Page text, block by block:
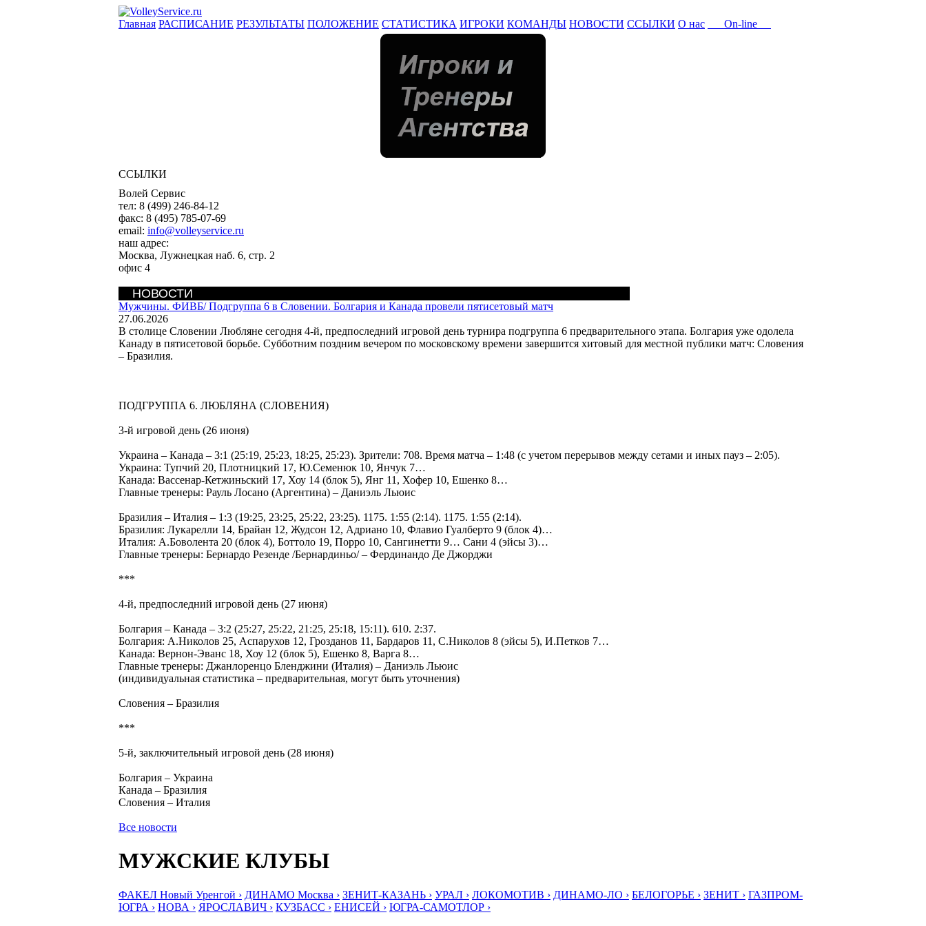
Главная РАСПИСАНИЕ РЕЗУЛЬТАТЫ ПОЛОЖЕНИЕ СТАТИСТИКА ИГРОКИ КОМАНДЫ НОВОСТИ ССЫЛКИ О нас On-line
ССЫЛКИ
Волей Сервис
тел: 8 (499) 246-84-12
факс: 8 (495) 785-07-69
email: info@volleyservice.ru
наш адрес:
Москва, Лужнецкая наб. 6, стр. 2
офис 4
НОВОСТИ
Мужчины. ФИВБ/Подгруппа 6 в Словении. Болгария и Канада провели пятисетовый матч
27.06.2026
В столице Словении Любляне сегодня 4-й, предпоследний игровой день турнира подгруппа 6 предварительного этапа. Болгария уже одолела
Канаду в пятисетовой борьбе. Субботним поздним вечером по московскому времени завершится хитовый для местной публики матч: Словения
– Бразилия.
ПОДГРУППА 6. ЛЮБЛЯНА (СЛОВЕНИЯ)
3-й игровой день (26 июня)
Украина – Канада – 3:1 (25:19, 25:23, 18:25, 25:23). Зрители: 708. Время матча – 1:48 (с учетом перерывов между сетами и иных пауз – 2:05).
Украина: Тупчий 20, Плотницкий 17, Ю.Семенюк 10, Янчук 7…
Канада: Вассенар-Кетжиньский 17, Хоу 14 (блок 5), Янг 11, Хофер 10, Ешенко 8…
Главные тренеры: Рауль Лосано (Аргентина) – Даниэль Льюис
Бразилия – Италия – 1:3 (19:25, 23:25, 25:22, 23:25). 1175. 1:55 (2:14). 1175. 1:55 (2:14).
Бразилия: Лукарелли 14, Брайан 12, Жудсон 12, Адриано 10, Флавио Гуалберто 9 (блок 4)…
Италия: А.Боволента 20 (блок 4), Боттоло 19, Порро 10, Сангинетти 9… Сани 4 (эйсы 3)…
Главные тренеры: Бернардо Резенде /Бернардиньо/ – Фердинандо Де Джорджи
***
4-й, предпоследний игровой день (27 июня)
Болгария – Канада – 3:2 (25:27, 25:22, 21:25, 25:18, 15:11). 610. 2:37.
Болгария: А.Николов 25, Аспарухов 12, Грозданов 11, Бардаров 11, С.Николов 8 (эйсы 5), И.Петков 7…
Канада: Вернон-Эванс 18, Хоу 12 (блок 5), Ешенко 8, Варга 8…
Главные тренеры: Джанлоренцо Бленджини (Италия) – Даниэль Льюис
(индивидуальная статистика – предварительная, могут быть уточнения)
Словения – Бразилия
***
5-й, заключительный игровой день (28 июня)
Болгария – Украина
Канада – Бразилия
Словения – Италия
Все новости
МУЖСКИЕ КЛУБЫ
ФАКЕЛ Новый Уренгой › ДИНАМО Москва › ЗЕНИТ-КАЗАНЬ › УРАЛ › ЛОКОМОТИВ › ДИНАМО-ЛО › БЕЛОГОРЬЕ › ЗЕНИТ › ГАЗПРОМ-
ЮГРА › НОВА › ЯРОСЛАВИЧ › КУЗБАСС › ЕНИСЕЙ › ЮГРА-САМОТЛОР ›